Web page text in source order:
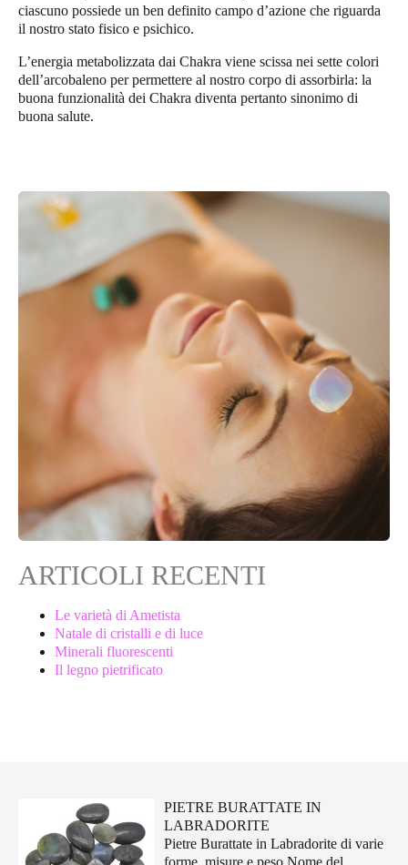
ciascuno possiede un ben definito campo d’azione che riguarda
il nostro stato fisico e psichico.
L’energia metabolizzata dai Chakra viene scissa nei sette colori
dell’arcobaleno per permettere al nostro corpo di assorbirla: la
buona funzionalità dei Chakra diventa pertanto sinonimo di
buona salute.
ARTICOLI RECENTI
Le varietà di Ametista
Natale di cristalli e di luce
Minerali fluorescenti
Il legno pietrificato
PIETRE BURATTATE IN
LABRADORITE
Pietre Burattate in Labradorite di varie
forme, misure e peso.Nome del